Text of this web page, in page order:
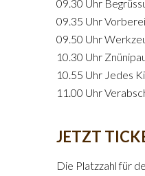
09.30 Uhr
09.35 Uhr
09.50 Uhr
10.30 Uhr
10.55 Uhr Jedes
11.00 Uhr
JETZT
Die Platzzahl für